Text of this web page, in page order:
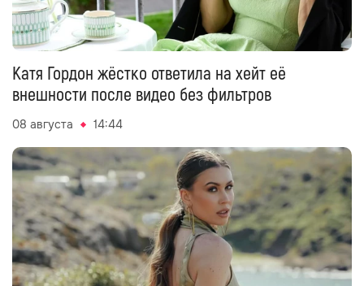
Катя Гордон жёстко ответила на хейт её
внешности после видео без фильтров
08 августа 14:44